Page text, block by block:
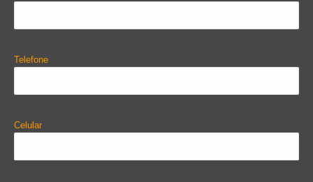
Telefone
Celular